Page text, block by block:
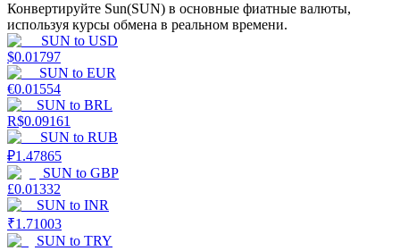
Стейкинг
Высокая прибыль и мгновенный доступ
Конвертируйте Sun(SUN) в основные фиатные валюты,
используя курсы обмена в реальном времени.
SUN to USD
$0.01797
SUN to EUR
€0.01554
SUN to BRL
R$0.09161
SUN to RUB
₽1.47865
SUN to GBP
£0.01332
SUN to INR
₹1.71003
SUN to TRY